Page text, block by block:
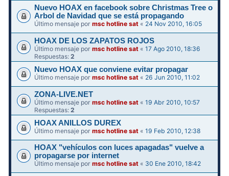
Nuevo HOAX en facebook sobre Christmas Tree o
Arbol de Navidad que se está propagando
Último mensaje pormsc hotline sat « 24 Nov 2010, 16:05
HOAX DE LOS ZAPATOS ROJOS
Último mensaje pormsc hotline sat «17 Ago 2010, 18:36
Respuestas:2
Nuevo HOAX que conviene evitar propagar
Último mensaje pormsc hotline sat « 26 Jun 2010, 11:02
ZONA-LIVE.NET
Último mensaje pormsc hotline sat «19 Abr 2010, 10:57
Respuestas:2
HOAX ANILLOS DUREX
Último mensaje pormsc hotline sat «19 Feb 2010, 12:38
HOAX "vehículos con luces apagadas" vuelve a
propagarse por internet
Último mensaje pormsc hotline sat « 30 Ene 2010, 18:42